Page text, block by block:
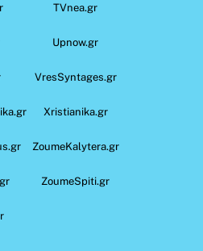
TVnea.gr
Upnow.gr
VresSyntages.gr
Xristianika.gr
ZoumeKalytera.gr
ZoumeSpiti.gr